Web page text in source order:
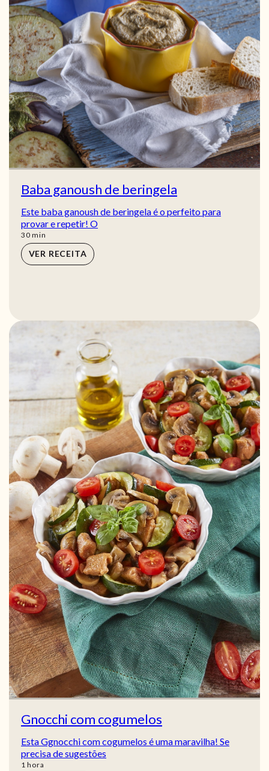
Baba ganoush de beringela
Este baba ganoush de beringela é o perfeito para
provar e repetir! O
30min
min
VER RECEITA
Gnocchi com cogumelos
Esta Ggnocchi com cogumelos é uma maravilha! Se
precisa de sugestões
1 hora
hora